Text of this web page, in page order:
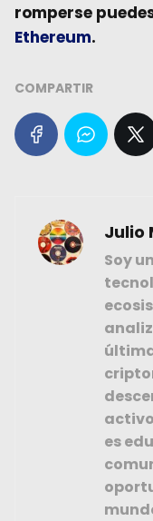
romperse
Ethereum.
COMPARTIR
Julio
Soy
es